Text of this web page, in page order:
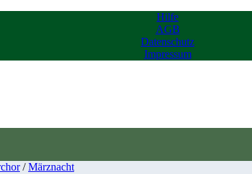
Hilfe
AGB
Datenschutz
Impressum
/Märznacht